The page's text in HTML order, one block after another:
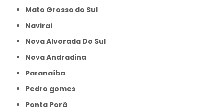
Mato Grosso do Sul
Naviraí
Nova Alvorada Do Sul
Nova Andradina
Paranaíba
Pedro gomes
Ponta Porã